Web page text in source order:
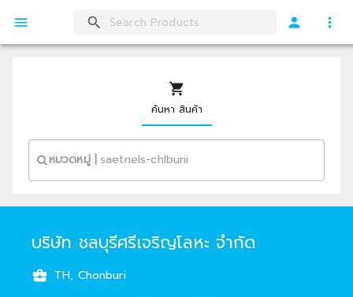
ค้นหา สินค้า
หมวดหมู่|
บริษัท ชลบุรีศรีเจริญโลหะ จำกัด
TH, Chonburi